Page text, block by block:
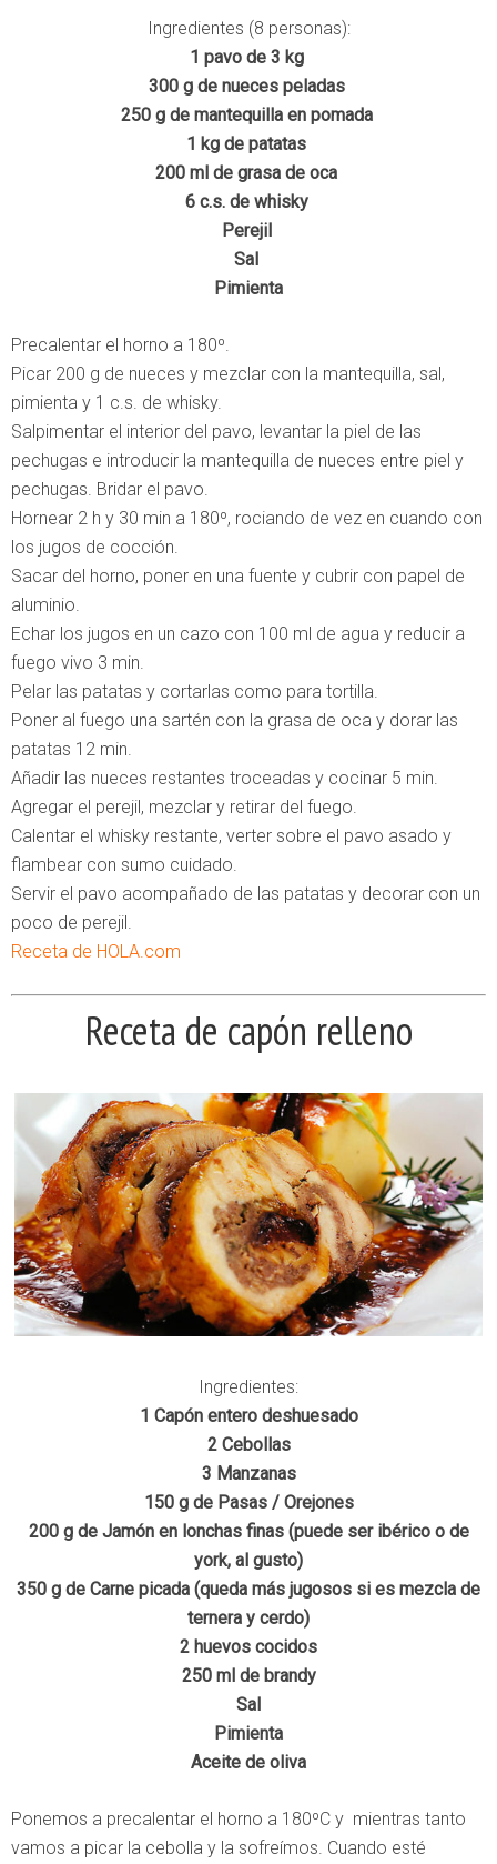
Ingredientes (8 personas):
1 pavo de 3 kg
300 g de nueces peladas
250 g de mantequilla en pomada
1 kg de patatas
200 ml de grasa de oca
6 c.s. de whisky
Perejil
Sal
Pimienta
Precalentar el horno a 180º.
Picar 200 g de nueces y mezclar con la mantequilla, sal,
pimienta y 1 c.s. de whisky.
Salpimentar el interior del pavo, levantar la piel de las
pechugas e introducir la mantequilla de nueces entre piel y
pechugas. Bridar el pavo.
Hornear 2 h y 30 min a 180º, rociando de vez en cuando con
los jugos de cocción.
Sacar del horno, poner en una fuente y cubrir con papel de
aluminio.
Echar los jugos en un cazo con 100 ml de agua y reducir a
fuego vivo 3 min.
Pelar las patatas y cortarlas como para tortilla.
Poner al fuego una sartén con la grasa de oca y dorar las
patatas 12 min.
Añadir las nueces restantes troceadas y cocinar 5 min.
Agregar el perejil, mezclar y retirar del fuego.
Calentar el whisky restante, verter sobre el pavo asado y
flambear con sumo cuidado.
Servir el pavo acompañado de las patatas y decorar con un
poco de perejil.
Receta de HOLA.com
Receta de capón relleno
Ingredientes:
1 Capón entero deshuesado
2 Cebollas
3 Manzanas
150 g de Pasas / Orejones
200 g de Jamón en lonchas finas (puede ser ibérico o de
york, al gusto)
350 g de Carne picada (queda más jugosos si es mezcla de
ternera y cerdo)
2 huevos cocidos
250 ml de brandy
Sal
Pimienta
Aceite de oliva
Ponemos a precalentar el horno a 180ºC y mientras tanto
vamos a picar la cebolla y la sofreímos. Cuando esté